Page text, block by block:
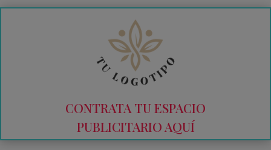
CONTRATA TU ESPACIO
PUBLICITARIO AQUÍ